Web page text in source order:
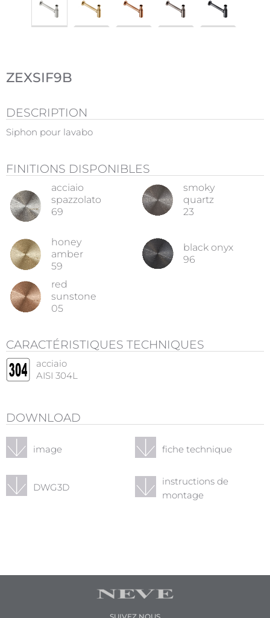
ZEXSIF9B
DESCRIPTION
Siphon pour lavabo
FINITIONS DISPONIBLES
acciaio
spazzolato
69
smoky
quartz
23
honey
amber
59
black onyx
96
red
sunstone
05
CARACTÉRISTIQUES TECHNIQUES
acciaio
AISI 304L
DOWNLOAD
image fiche technique
DWG3D
instructions de
montage